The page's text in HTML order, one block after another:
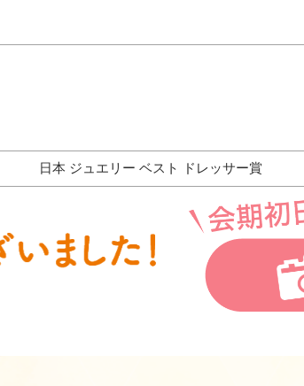
リー修理コーナー
イベント
日本 ジュエリー ベスト ドレッサー賞